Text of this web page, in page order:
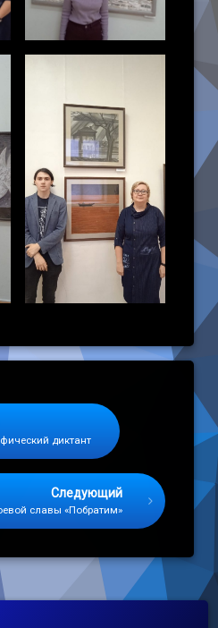
диктант
Следующий
славы «Побратим»